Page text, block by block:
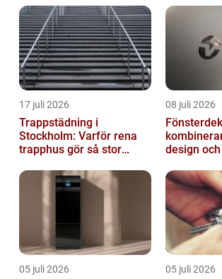
samt utforska olika aspekter av
17 juli 2026
Trappstädning i
Stockholm: Varför rena
trapphus gör så stor
08 juli 2026
design
05 juli 2026 05 juli 2026